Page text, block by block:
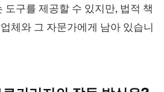
도구를 제공할 수 있지만, 법적 책
체와 그 자문가에게 남아 있습니